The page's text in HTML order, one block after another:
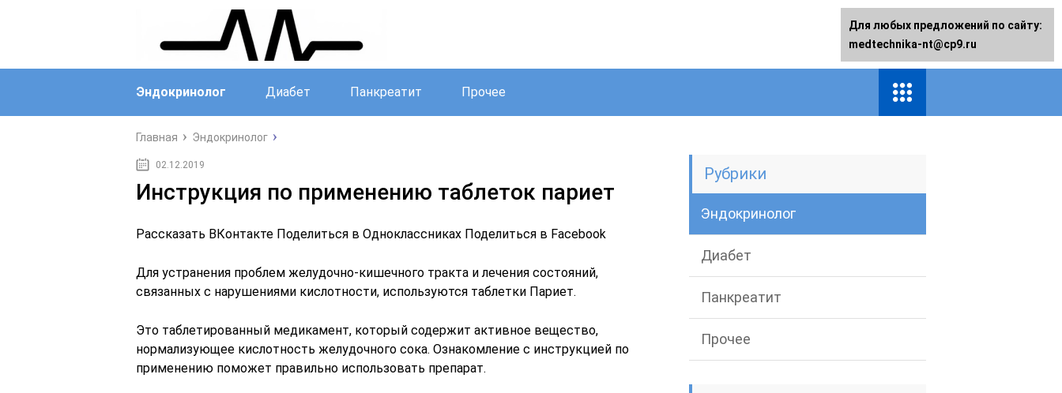
Эндокринолог Диабет Панкреатит Прочее
Главная Эндокринолог
02.12.2019
Инструкция по применению таблеток париет
Рассказать ВКонтакте Поделиться в Одноклассниках Поделиться в Facebook
Для устранения проблем желудочно-кишечного тракта и лечения состояний,
связанных с нарушениями кислотности, используются таблетки Париет.
Это таблетированный медикамент, который содержит активное вещество,
нормализующее кислотность желудочного сока. Ознакомление с инструкцией по
применению поможет правильно использовать препарат.
Рубрики
Эндокринолог
Диабет
Панкреатит
Прочее
Для любых предложений по сайту:
medtechnika-nt@cp9.ru